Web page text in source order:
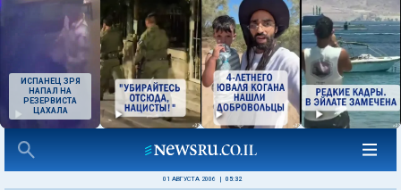
ИСПАНЕЦ ЗРЯ
НАПАЛ НА
РЕЗЕРВИСТА
ЦАХАЛА
01 АВГУСТА 2006 05:32